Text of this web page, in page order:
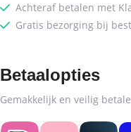
Achteraf betalen met
Gratis bezorging bij
Betaalopties
Gemakkelijk en veilig